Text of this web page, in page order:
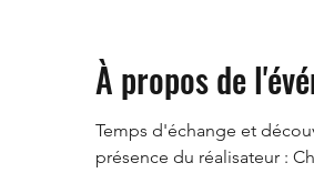
À propos de
Temps d'échange et
présence du réalisateur :